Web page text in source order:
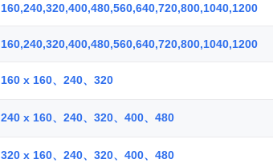
160,240,320,400,480,560,640,720,800,1040,1200
160,240,320,400,480,560,640,720,800,1040,1200
160 x 160、240、320
240 x 160、240、320、400、480
320 x 160、240、320、400、480